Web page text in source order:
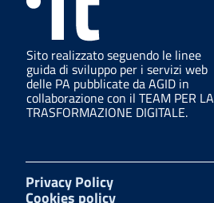
Sito realizzato seguendo le linee
guida di sviluppo per i servizi web
delle PA pubblicate da AGID in
collaborazione con il TEAM PER LA
TRASFORMAZIONE DIGITALE.
Privacy Policy
Cookies policy